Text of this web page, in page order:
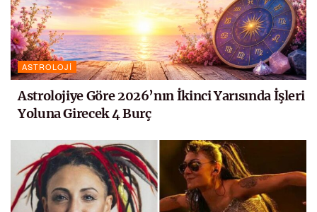
ASTROLOJI
Astrolojiye Göre 2026’nın İkinci Yarısında İşleri
Yoluna Girecek 4 Burç